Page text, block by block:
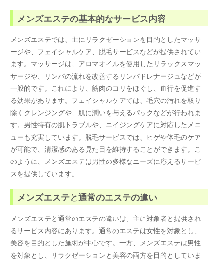
メンズエステの基本的なサービス内容
メンズエステでは、主にリラクゼーションを目的としたマッサ
ージや、フェイシャルケア、脱毛サービスなどが提供されてい
ます。マッサージは、アロマオイルを使用したリラックスマッ
サージや、リンパの流れを改善するリンパドレナージュなどが
一般的です。これにより、筋肉のコリをほぐし、血行を促進す
る効果があります。フェイシャルケアでは、毛穴の汚れを取り
除くクレンジングや、肌に潤いを与えるパックなどが行われま
す。男性特有の肌トラブルや、エイジングケアに対応したメニ
ューも充実しています。脱毛サービスでは、ヒゲや体毛のケア
が可能で、清潔感のある見た目を維持することができます。こ
のように、メンズエステは男性の多様なニーズに応えるサービ
スを提供しています。
メンズエステと通常のエステの違い
メンズエステと通常のエステの違いは、主に対象者と提供され
るサービス内容にあります。通常のエステは女性を対象とし、
美容を目的とした施術が中心です。一方、メンズエステは男性
を対象とし、リラクゼーションと美容の両方を目的としていま